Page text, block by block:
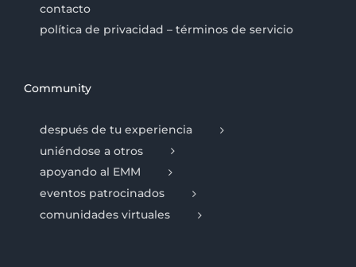
contacto
política de privacidad – términos de servicio
Community
después de tu experiencia
uniéndose a otros
apoyando al EMM
eventos patrocinados
comunidades virtuales